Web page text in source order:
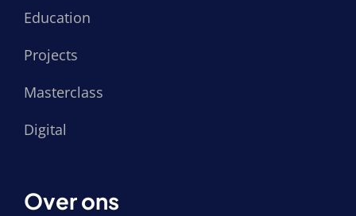
Education
Projects
Masterclass
Digital
Over ons